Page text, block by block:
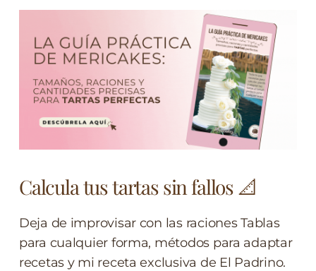
Calcula tus tartas sin fallos 📐
Deja de improvisar con las raciones Tablas
para cualquier forma, métodos para adaptar
recetas y mi receta exclusiva de El Padrino.